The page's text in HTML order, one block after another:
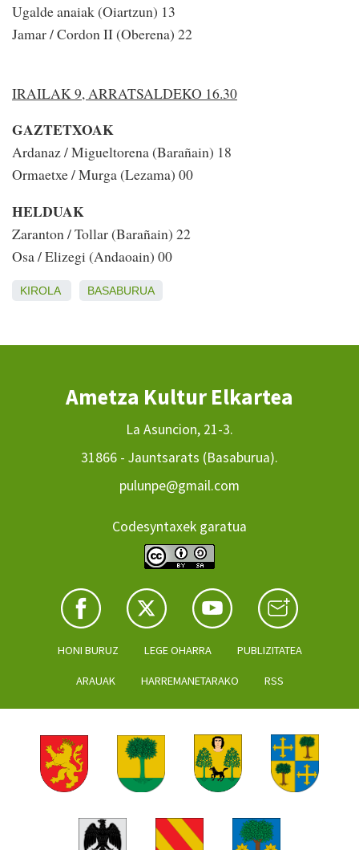
Ugalde anaiak (Oiartzun) 13
Jamar / Cordon II (Oberena) 22
IRAILAK 9, ARRATSALDEKO 16.30
GAZTETXOAK
Ardanaz / Migueltorena (Barañain) 18
Ormaetxe / Murga (Lezama) 00
HELDUAK
Zaranton / Tollar (Barañain) 22
Osa / Elizegi (Andaoain) 00
KIROLA BASABURUA
Ametza Kultur Elkartea
La Asuncion, 21-3.
31866 - Jauntsarats (Basaburua).
pulunpe@gmail.com
Codesyntaxek garatua
HONI BURUZ LEGE OHARRA PUBLIZITATEA
ARAUAK HARREMANETARAKO RSS